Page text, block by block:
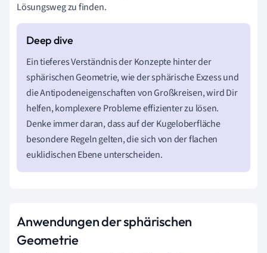
Lösungsweg zu finden.
Ein tieferes Verständnis der Konzepte hinter der
sphärischen Geometrie, wie der sphärische Exzess und
die Antipodeneigenschaften von Großkreisen, wird Dir
helfen, komplexere Probleme effizienter zu lösen.
Denke immer daran, dass auf der Kugeloberfläche
besondere Regeln gelten, die sich von der flachen
euklidischen Ebene unterscheiden.
Anwendungen der sphärischen
Geometrie